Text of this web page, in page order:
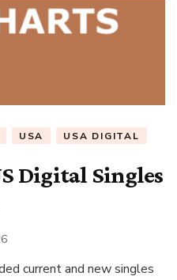
USA USA DIGITAL
Digital Singles
current and new singles